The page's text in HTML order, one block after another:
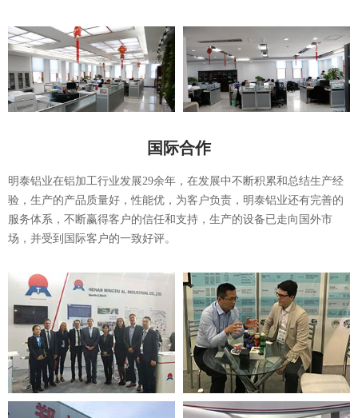
国际合作
明泰铝业在铝加工行业发展29余年，在发展中不断积累和总结生产经
验，生产的产品质量好，性能优，为客户负责，明泰铝业还有完善的
服务体系，不断赢得客户的信任和支持，生产的设备已走向国外市
场，并受到国际客户的一致好评。